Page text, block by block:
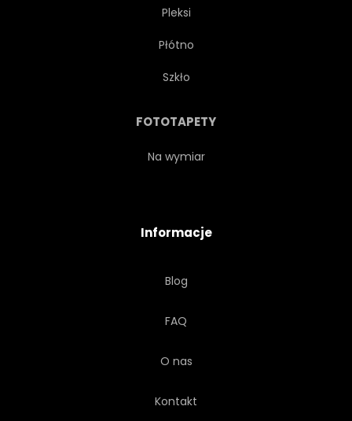
Pleksi
Płótno
Szkło
FOTOTAPETY
Na wymiar
Informacje
Blog
FAQ
O nas
Kontakt